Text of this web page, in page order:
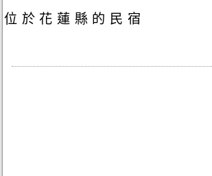
位於花蓮縣的民宿